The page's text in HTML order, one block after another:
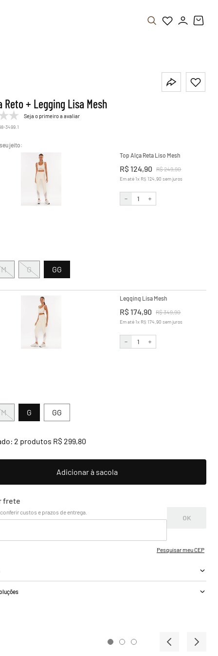
Reto + Legging Lisa Mesh
Seja o primeiro a avaliar
3499.1
Top Alça Reta Liso Mesh
R$124,90 R$249,90
Em até 1x R$ 124 ,90 sem juros
＋
－
G GG
M
Legging Lisa Mesh
R$174,90 R$349,90
Em até 1x R$ 174 ,90 sem juros
＋
－
G GG
M
2 produtos R$ 299,80